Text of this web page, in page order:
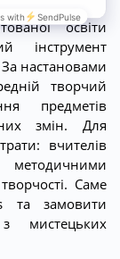
освіти
інструмент
настановами
творчий
предметів
змін. Для
вчителів
методичними
Саме
та замовити
мистецьких